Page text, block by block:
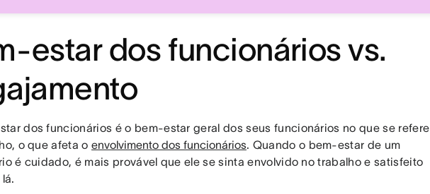
estar dos funcionários vs.
dos funcionários é o bem-estar geral dos seus funcionários no que se refere
o que afeta o envolvimento dos funcionários. Quando o bem-estar de um
é cuidado, é mais provável que ele se sinta envolvido no trabalho e satisfeito